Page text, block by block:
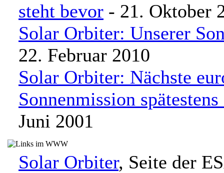
steht bevor - 21. Oktober
Solar Orbiter: Unserer
22. Februar 2010
Solar Orbiter: Nächste
Sonnenmission
Juni 2001
Solar Orbiter, Seite der